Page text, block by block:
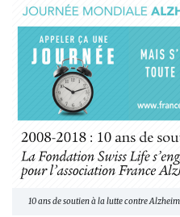
10 ans de soutien à la lutte contre